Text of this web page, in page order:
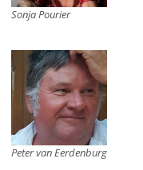
Sonja Pourier
Peter van Eerdenburg